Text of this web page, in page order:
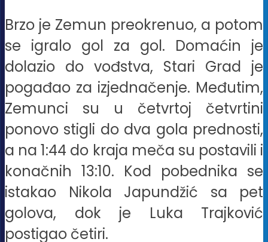
Brzo je Zemun preokrenuo, a potom
se igralo gol za gol. Domaćin je
dolazio do vođstva, Stari Grad je
pogađao za izjednačenje. Međutim,
Zemunci su u četvrtoj četvrtini
ponovo stigli do dva gola prednosti,
a na 1:44 do kraja meča su postavili i
konačnih 13:10. Kod pobednika se
istakao Nikola Japundžić sa pet
golova, dok je Luka Trajković
postigao četiri.